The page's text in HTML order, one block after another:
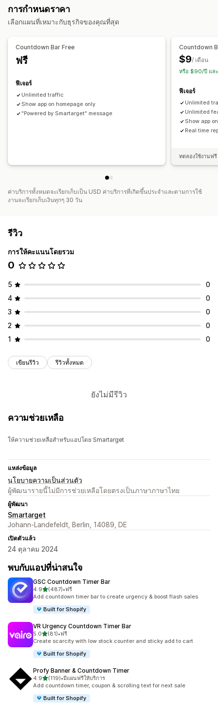
ตามกำหนดเวลา ช่วงวันที่
ประเภทตัวจับเวลา
การเปิดตัวร้านค้า
การปรับแต่ง
ภาพเคลื่อนไหว
การกำหนดเวลา
การกำหนดราคา
เลือกแผนที่เหมาะกับธุรกิจของคุณที่สุด
Countdown Bar Free
ฟรี
ฟีเจอร์
Unlimited traffic
Show app on homepage only
"Powered by Smartarget" message
Countdown
$9/ เดือน
หรือ $90/ปี แล
ฟีเจอร์
Unlimited
Unlimited
Show app
Real time
ทดลองใช้งานฟ
ค่าบริการทั้งหมดจะเรียกเก็บเป็น USD ค่าบริการที่เกิดขึ้นประจำและตามการใช้
งานจะเรียกเก็บเงินทุกๆ 30 วัน
รีวิว
การให้คะแนนโดยรวม
0
5
0
4
0
3
0
2
0
1
0
เขียนรีวิว รีวิวทั้งหมด
ยังไม่มีรีวิว
ความช่วยเหลือ
ให้ความช่วยเหลือสำหรับแอปโดย Smartarget
แหล่งข้อมูล
นโยบายความเป็นส่วนตัว
ผู้พัฒนารายนี้ไม่มีการช่วยเหลือโดยตรงเป็นภาษาภาษาไทย
ผู้พัฒนา
Smartarget
Johann-Landefeldt, Berlin, 14089, DE
เปิดตัวแล้ว
24 ตุลาคม 2024
พบกับแอปที่น่าสนใจ
GSC Countdown Timer Bar
4.9เต็ม 5 ดาว
(487)
ทั้งหมด 487 รีวิว
•ฟรี
Add countdown timer bar to create urgency & boost flash sales
Built for Shopify
VR Urgency Countdown Timer Bar
5.0เต็ม 5 ดาว
(81)
ทั้งหมด 81 รีวิว
•ฟรี
Create scarcity with low stock counter and sticky add to cart
Built for Shopify
Profy Banner & Countdown Timer
4.9เต็ม 5 ดาว
(119)
ทั้งหมด 119 รีวิว
•มีแผนฟรีให้บริการ
Add countdown timer, coupon & scrolling text for next sale
Built for Shopify